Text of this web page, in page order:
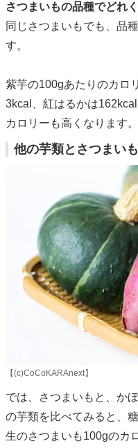
さつまいもの品種でどれ
同じさつまいもでも、品
す。
紫芋の100gあたりのカロ
3kcal、紅はるかは
カロリーも高くなります。
他の芋類とさつまい
【(c)CoCoKARAnext】
では、さつまいもと、か
の芋類を比べてみると、
生のさつまいも100gのカ